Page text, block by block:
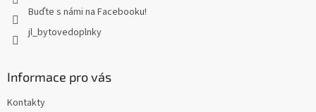
Buďte s námi na Facebooku!
jl_bytovedoplnky
Informace pro vás
Kontakty